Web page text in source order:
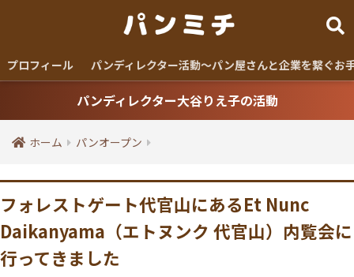
プロフィール パンディレクター活動〜パン屋さんと企業を繋ぐお
パンディレクター大谷りえ子の活動
ホーム パンオープン
フォレストゲート代官山にあるEt Nunc
Daikanyama（エトヌンク 代官山）内覧会に
行ってきました